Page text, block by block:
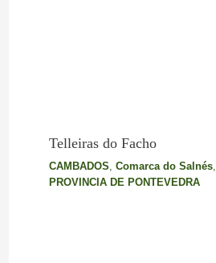
Telleiras do Facho
CAMBADOS, Comarca do Salnés,
PROVINCIA DE PONTEVEDRA